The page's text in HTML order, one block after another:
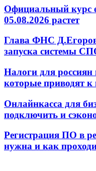
Официальный курс
05.08.2026 растет
Глава ФНС Д.Егоров
запуска системы
Налоги для
которые приводят
Онлайнкасса для
подключить и
Регистрация ПО в
нужна и как